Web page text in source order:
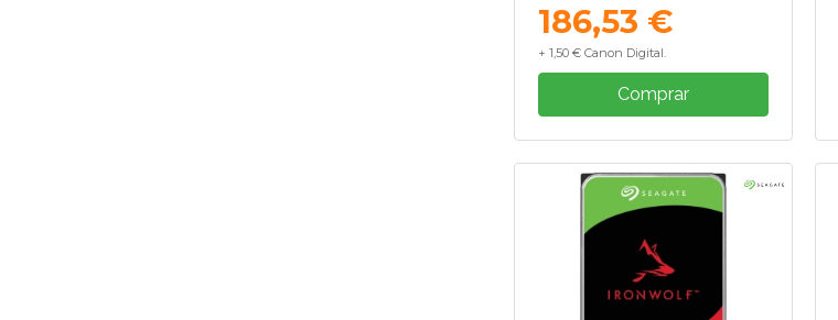
186,53 €
+ 1,50 € Canon Digital.
Comprar